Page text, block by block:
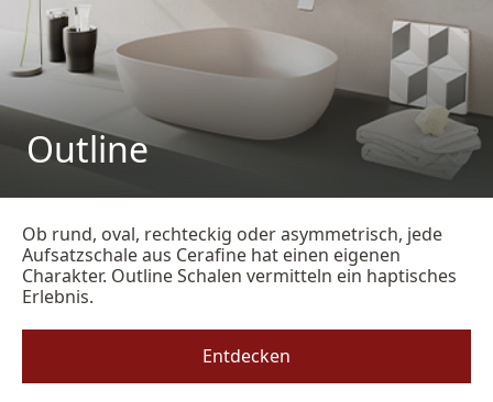
Outline
Ob rund, oval, rechteckig oder asymmetrisch, jede
Aufsatzschale aus Cerafine hat einen eigenen
Charakter. Outline Schalen vermitteln ein haptisches
Erlebnis.
Entdecken